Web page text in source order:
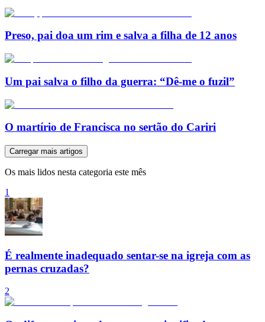
Preso, pai doa um rim e salva a filha de 12 anos
Um pai salva o filho da guerra: “Dê-me o fuzil”
O martírio de Francisca no sertão do Cariri
Carregar mais artigos
Os mais lidos nesta categoria este mês
1
É realmente inadequado sentar-se na igreja com as
pernas cruzadas?
2